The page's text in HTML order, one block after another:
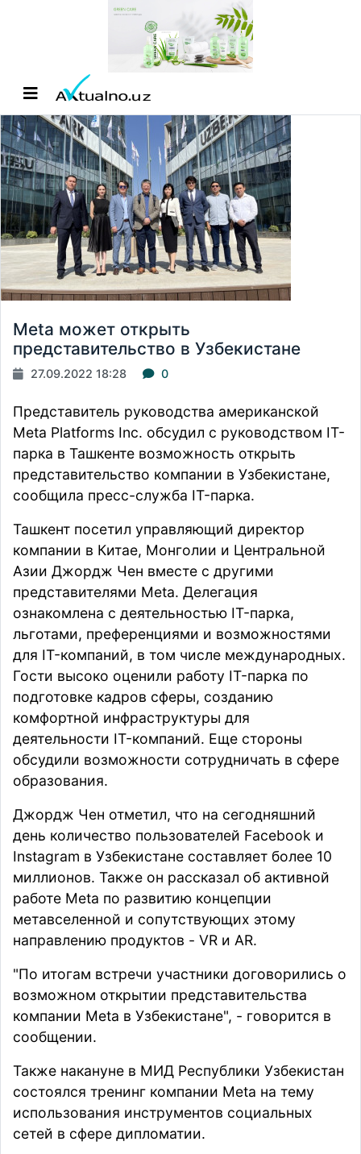
Meta может открыть
представительство в Узбекистане
27.09.2022 18:28 0
Представитель руководства американской
Meta Platforms Inc. обсудил с руководством IT-
парка в Ташкенте возможность открыть
представительство компании в Узбекистане,
сообщила пресс-служба IT-парка.
Ташкент посетил управляющий директор
компании в Китае, Монголии и Центральной
Азии Джордж Чен вместе с другими
представителями Meta. Делегация
ознакомлена c деятельностью IT-парка,
льготами, преференциями и возможностями
для IT-компаний, в том числе международных.
Гости высоко оценили работу IT-парка по
подготовке кадров сферы, созданию
комфортной инфраструктуры для
деятельности IT-компаний. Еще стороны
обсудили возможности сотрудничать в сфере
образования.
Джордж Чен отметил, что на сегодняшний
день количество пользователей Facebook и
Instagram в Узбекистане составляет более 10
миллионов. Также он рассказал об активной
работе Meta по развитию концепции
метавселенной и сопутствующих этому
направлению продуктов - VR и AR.
"По итогам встречи участники договорились о
возможном открытии представительства
компании Мeta в Узбекистане", - говорится в
сообщении.
Также накануне в МИД Республики Узбекистан
состоялся тренинг компании Meta на тему
использования инструментов социальных
сетей в сфере дипломатии.